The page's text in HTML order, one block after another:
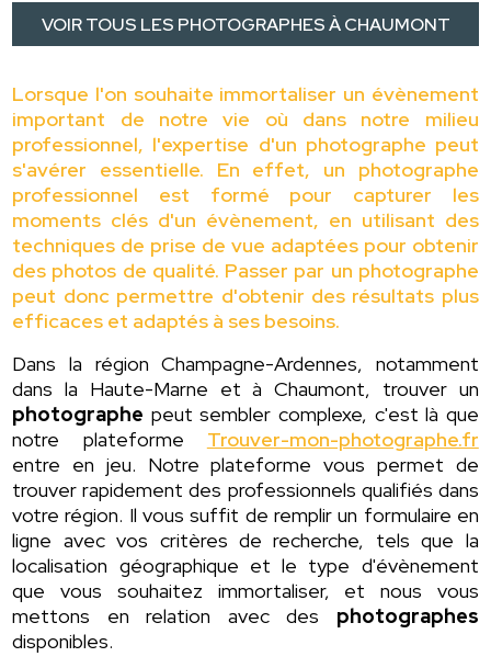
VOIR TOUS LES PHOTOGRAPHES À CHAUMONT
Lorsque l'on souhaite immortaliser un évènement
important de notre vie où dans notre milieu
professionnel, l'expertise d'un photographe peut
s'avérer essentielle. En effet, un photographe
professionnel est formé pour capturer les
moments clés d'un évènement, en utilisant des
techniques de prise de vue adaptées pour obtenir
des photos de qualité. Passer par un photographe
peut donc permettre d'obtenir des résultats plus
efficaces et adaptés à ses besoins.
Dans la région Champagne-Ardennes, notamment
dans la Haute-Marne et à Chaumont, trouver un
photographe peut sembler complexe, c'est là que
notre plateforme Trouver-mon-photographe.fr
entre en jeu. Notre plateforme vous permet de
trouver rapidement des professionnels qualifiés dans
votre région. Il vous suffit de remplir un formulaire en
ligne avec vos critères de recherche, tels que la
localisation géographique et le type d'évènement
que vous souhaitez immortaliser, et nous vous
mettons en relation avec des photographes
disponibles.